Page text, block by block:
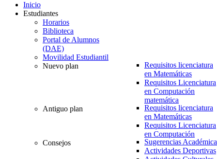
Inicio
Estudiantes
Horarios
Biblioteca
Portal de Alumnos
(DAE)
Movilidad Estudiantil
Nuevo plan
Requisitos licenciatura
en Matemáticas
Requisitos Licenciatura
en Computación
matemática
Antiguo plan
Requisitos licenciatura
en Matemáticas
Requisitos Licenciatura
en Computación
Consejos
Sugerencias
Actividades Deportivas